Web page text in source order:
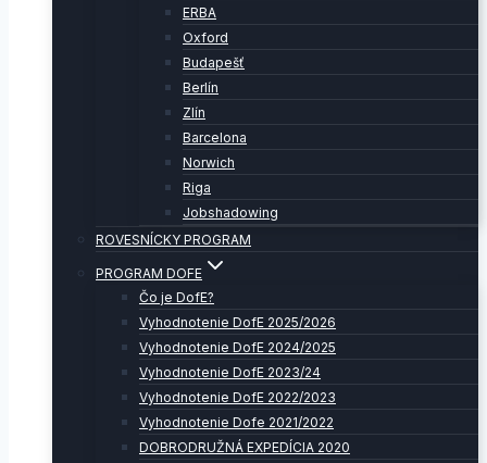
ERBA
Oxford
Budapešť
Berlín
Zlín
Barcelona
Norwich
Riga
Jobshadowing
ROVESNÍCKY PROGRAM
PROGRAM DOFE
Čo je DofE?
Vyhodnotenie DofE 2025/2026
Vyhodnotenie DofE 2024/2025
Vyhodnotenie DofE 2023/24
Vyhodnotenie DofE 2022/2023
Vyhodnotenie Dofe 2021/2022
DOBRODRUŽNÁ EXPEDÍCIA 2020